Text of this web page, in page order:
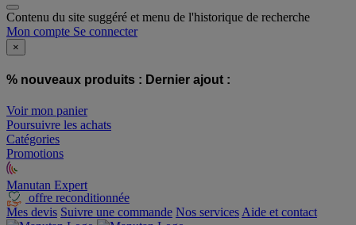
Contenu du site suggéré et menu de l'historique de recherche
Mon compte Se connecter
×
% nouveaux produits : Dernier ajout :
Voir mon panier
Poursuivre les achats
Catégories
Promotions
Manutan Expert
offre reconditionnée
Mes devis Suivre une commande Nos services Aide et contact